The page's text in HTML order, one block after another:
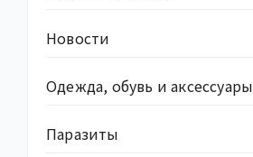
Новости
Одежда, обувь и аксессуары
Паразиты